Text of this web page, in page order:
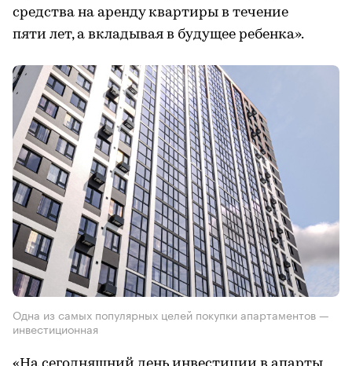
средства на аренду квартиры в течение
пяти лет, а вкладывая в будущее ребенка».
Одна из самых популярных целей покупки апартаментов —
инвестиционная